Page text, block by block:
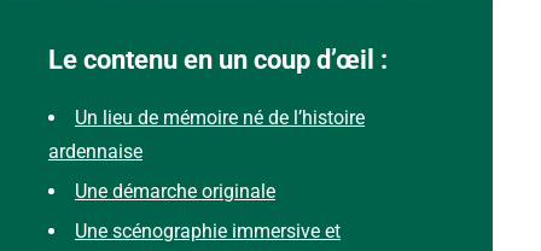
Le contenu en un coup d’œil :
Un lieu de mémoire né de l’histoire
ardennaise
Une démarche originale
Une scénographie immersive et